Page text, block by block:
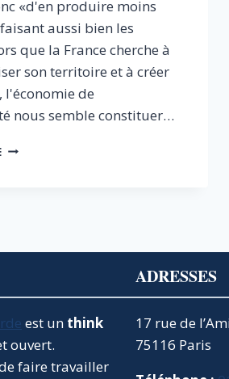
«d'en produire moins
aussi bien les
que la France cherche à
son territoire et à créer
l'économie de
nous semble constituer…
L’ÉCONOMIE
NOUVEAU
DURABLE
est un think
ouvert.
faire travailler
ADRESSES
17 rue de
75116 Paris